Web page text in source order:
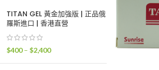
TITAN GEL 黃金加強版 | 正品俄
羅斯進口 | 香港直營
$400 – $2,400價